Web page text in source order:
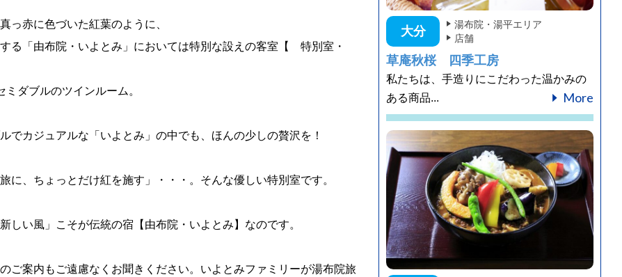
っ赤に色づいた紅葉のように、
る「由布院・いよとみ」においては特別な設えの客室【 特別室・
ミダブルのツインルーム。
でカジュアルな「いよとみ」の中でも、ほんの少しの贅沢を！
旅に、ちょっとだけ紅を施す」・・・。そんな優しい特別室です。
新しい風」こそが伝統の宿【由布院・いよとみ】なのです。
ご案内もご遠慮なくお聞きください。いよとみファミリーが湯布院旅
大分
湯布院・湯平エリア
店舗
草庵秋桜 四季工房
私たちは、手造りにこだわった温かみの
ある商品...
More